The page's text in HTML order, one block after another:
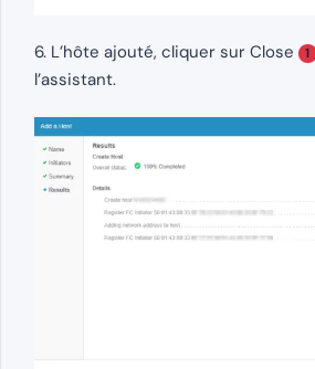
6. L’hôte ajouté, cliquer sur Close 1
l’assistant.